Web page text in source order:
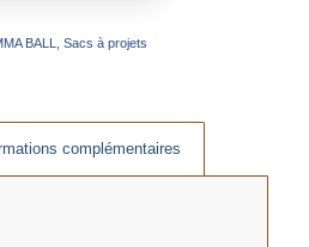
BALL, Sacs à projets
complémentaires